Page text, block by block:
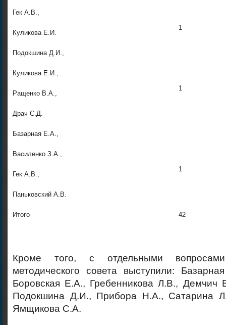
Гек А.В.,
Куликова Е.И.
1
Подокшина Д.И.,
Куликова Е.И.,
Ращенко В.А.,
Драч С.Д.
1
Базарная Е.А.,
Василенко З.А.,
Гек А.В.,
Паньковский А.В.
1
Итого 42
Кроме того, с отдельными
методического совета выступили:
Боровская Е.А., Гребенникова Л.В., Демчич
Подокшина Д.И., Прибора Н.А., Сатарина
Ямщикова С.А.